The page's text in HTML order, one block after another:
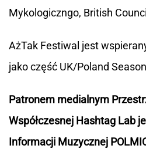
Mykologiczngo, British
AżTak Festiwal jest
jako część UK/Poland
Patronem medialnym
Współczesnej Hashtag Lab
Informacji Muzycznej